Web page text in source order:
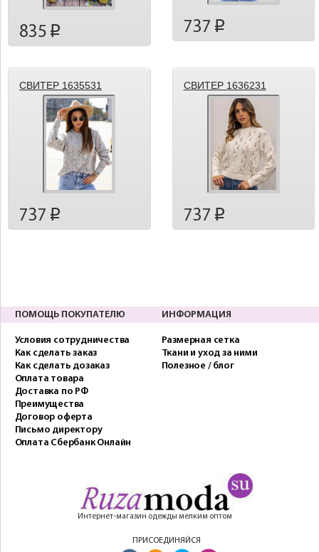
835 p 737 p
СВИТЕР 1635531
737 p
СВИТЕР 1636231
737 p
ПОМОЩЬ ПОКУПАТЕЛЮ
Условия сотрудничества
Как сделать заказ
Как сделать дозаказ
Оплата товара
Доставка по РФ
Преимущества
Договор оферта
Письмо директору
Оплата Сбербанк Онлайн
ИНФОРМАЦИЯ
Размерная сетка
Ткани и уход за ними
Полезное / блог
Интернет-магазин одежды мелким оптом
ПРИСОЕДИНЯЙСЯ